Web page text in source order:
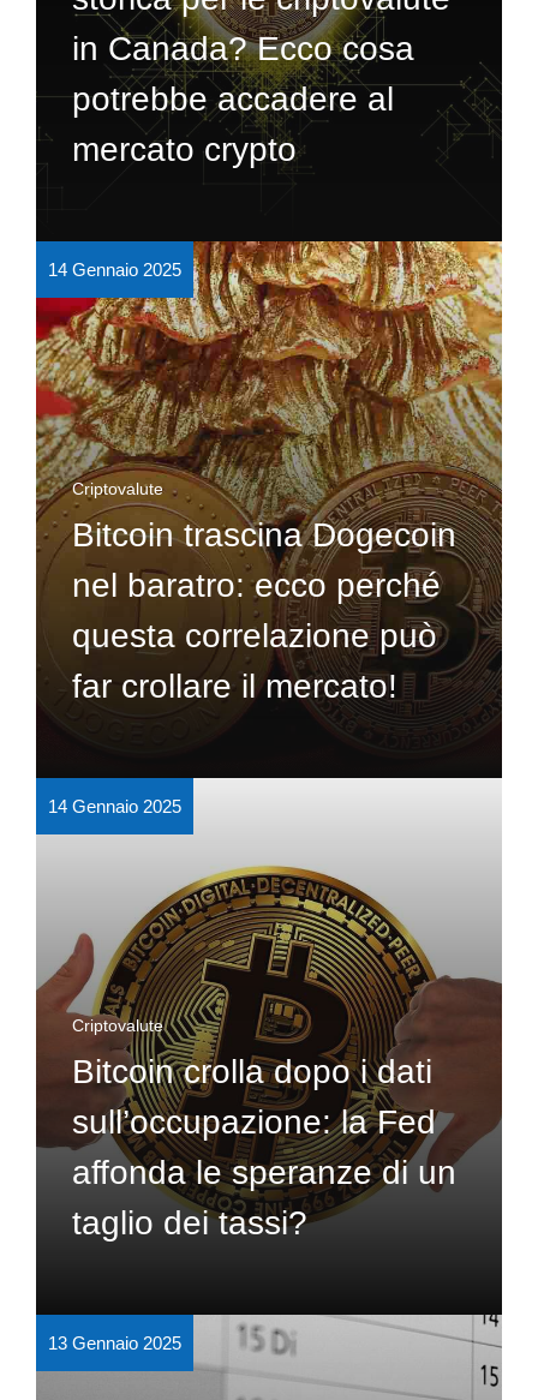
in Canada? Ecco cosa
potrebbe accadere al
mercato crypto
14 Gennaio 2025
Criptovalute
Bitcoin trascina Dogecoin
nel baratro: ecco perché
questa correlazione può
far crollare il mercato!
14 Gennaio 2025
Criptovalute
Bitcoin crolla dopo i dati
sull’occupazione: la Fed
affonda le speranze di un
taglio dei tassi?
13 Gennaio 2025